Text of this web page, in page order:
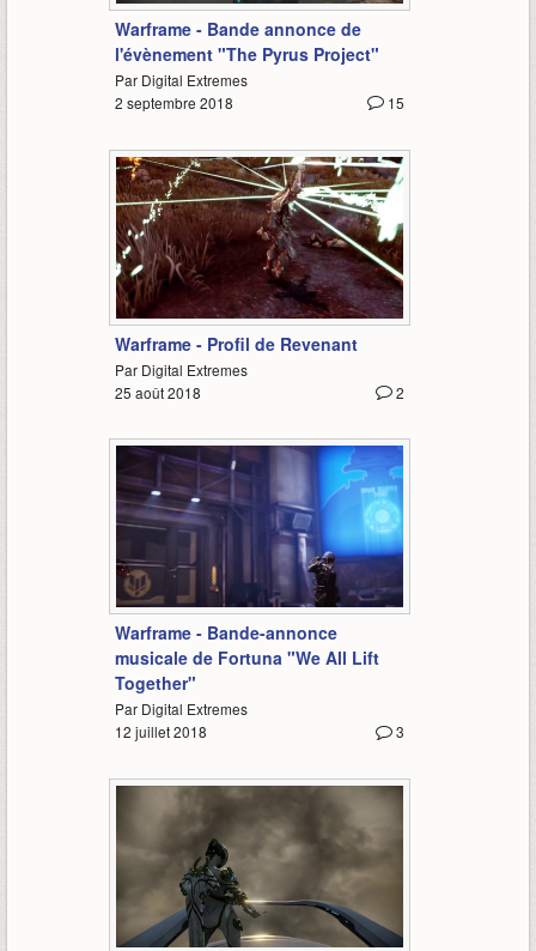
Warframe - Bande annonce de
l'évènement "The Pyrus Project"
Par Digital Extremes
15
2 septembre 2018
1:28
Warframe - Profil de Revenant
Par Digital Extremes
2
25 août 2018
2:31
Warframe - Bande-annonce
musicale de Fortuna "We All Lift
Together"
Par Digital Extremes
3
12 juillet 2018
11:05